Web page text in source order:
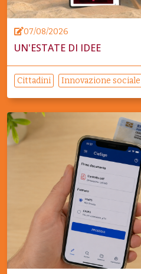
07/08/2026
UN'ESTATE DI IDEE
Cittadini Innovazione sociale